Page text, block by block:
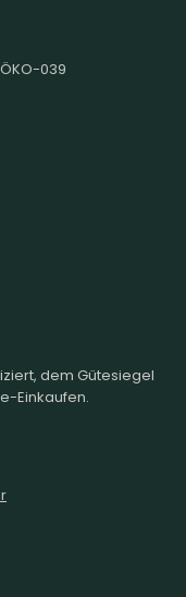
039
dem Gütesiegel
Einkaufen.